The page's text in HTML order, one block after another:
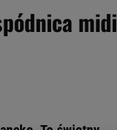
midi